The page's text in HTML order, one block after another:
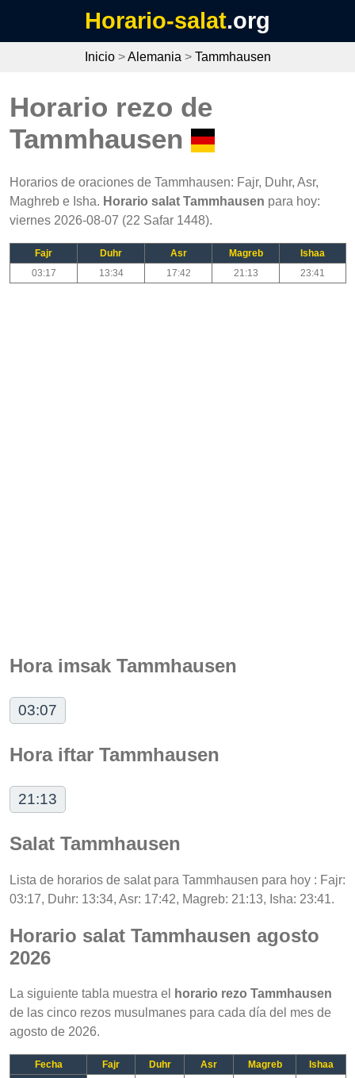
Horario-salat.org
Inicio>Alemania > Tammhausen
Horario rezo de
Tammhausen
Horarios de oraciones de Tammhausen: Fajr, Duhr, Asr,
Maghreb e Isha. Horario salat Tammhausen para hoy:
viernes 2026-08-07 (22 Safar 1448).
Fajr Duhr Asr Magreb
Ishaa
03:17
13:34 17:42 21:13 23:41
Hora imsak Tammhausen
03:07
Hora iftar Tammhausen
21:13
Salat Tammhausen
Lista de horarios de salat para Tammhausen para hoy : Fajr:
03:17, Duhr: 13:34, Asr: 17:42, Magreb: 21:13, Isha: 23:41.
Horario salat Tammhausen agosto
2026
La siguiente tabla muestra el
horario rezo Tammhausen
de las cinco rezos musulmanes para cada día del mes de
agosto de 2026.
Fecha Fajr Duhr Asr Magreb
Ishaa